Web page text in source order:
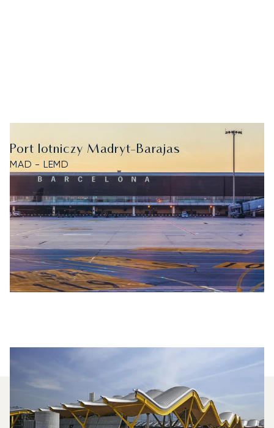
Port lotniczy Madryt-Barajas
MAD - LEMD
Jakie Typy Samolotów Mogę